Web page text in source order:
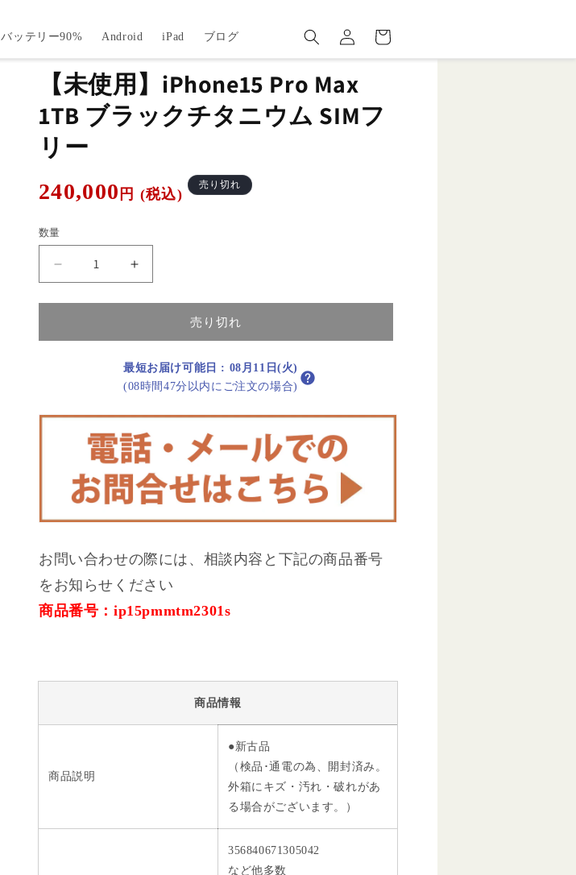
バッテリー90% Android iPad ブログ
グ
イ
ー
ト
【未使用】iPhone15 Pro Max
1TB ブラックチタニウム SIMフ
リー
通
価
格
240,000 円 (税込)
売り切れ
数量
Pro
ラ
ム
SIM
フ
リ
量
減
【未
iPhone15
Pro
Max
1TB
ラ
ッ
ク
チ
タ
ム
SIM
フ
リ
量
増
売り切れ
最短お届け可能日 : 08月11日(火)
(08時間47分以内にご注文の場合)
お問い合わせの際には、相談内容と下記の商品番号
をお知らせください
商品番号：ip15pmmtm2301s
商品情報
商品説明
●新古品
（検品･通電の為、開封済み。
外箱にキズ・汚れ・破れがあ
る場合がございます。）
356840671305042
など他多数